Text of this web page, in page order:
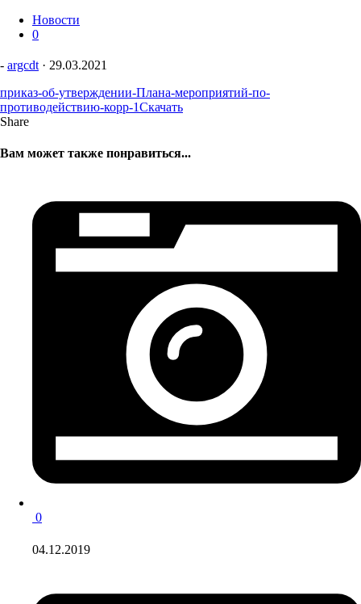
Новости
0
- argcdt · 29.03.2021
приказ-об-утверждении-Плана-мероприятий-по-
противодействию-корр-1Скачать
Share
Вам может также понравиться...
0
04.12.2019